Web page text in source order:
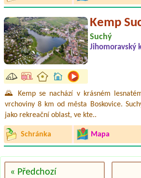
Kemp
Suchý
Jihomoravský
🌄 Kemp se nachází v krásném
vrchoviny 8 km od města Boskovice.
jako rekreační oblast, ve kte..
Schránka Mapa
« Předchozí